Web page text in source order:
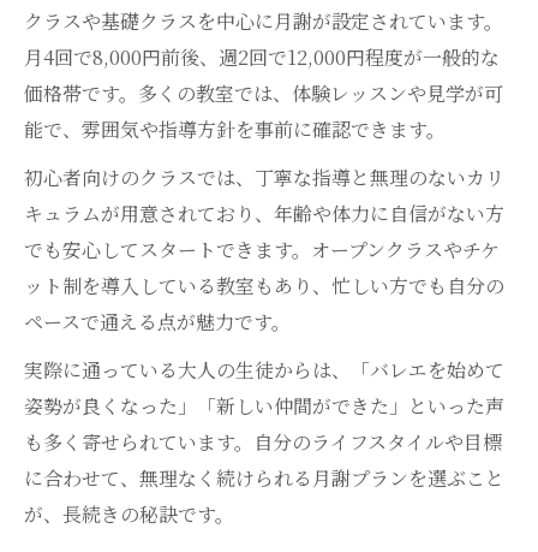
クラスや基礎クラスを中心に月謝が設定されています。
月4回で8,000円前後、週2回で12,000円程度が一般的な
価格帯です。多くの教室では、体験レッスンや見学が可
能で、雰囲気や指導方針を事前に確認できます。
初心者向けのクラスでは、丁寧な指導と無理のないカリ
キュラムが用意されており、年齢や体力に自信がない方
でも安心してスタートできます。オープンクラスやチケ
ット制を導入している教室もあり、忙しい方でも自分の
ペースで通える点が魅力です。
実際に通っている大人の生徒からは、「バレエを始めて
姿勢が良くなった」「新しい仲間ができた」といった声
も多く寄せられています。自分のライフスタイルや目標
に合わせて、無理なく続けられる月謝プランを選ぶこと
が、長続きの秘訣です。